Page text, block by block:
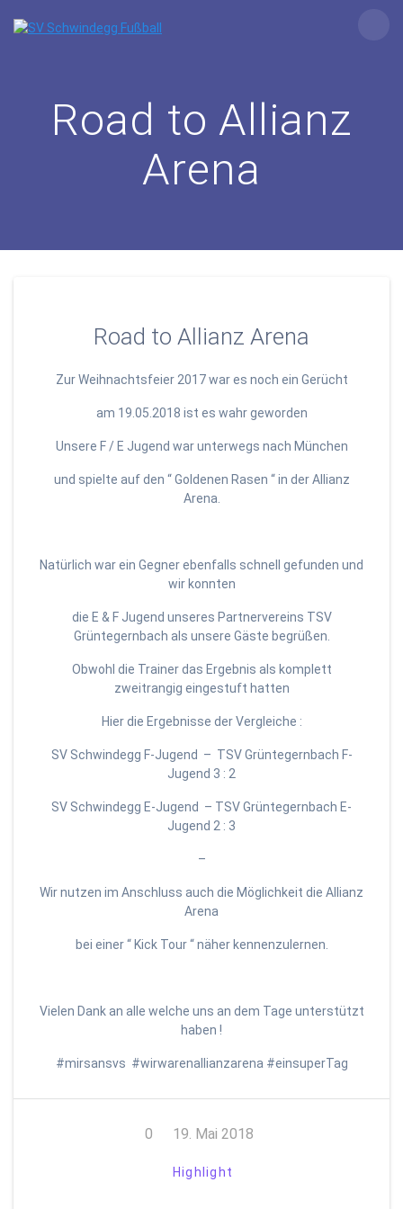
Road to Allianz
Arena
Road to Allianz Arena
Zur Weihnachtsfeier 2017 war es noch ein Gerücht
am 19.05.2018 ist es wahr geworden
Unsere F / E Jugend war unterwegs nach München
und spielte auf den “ Goldenen Rasen “ in der Allianz
Arena.
Natürlich war ein Gegner ebenfalls schnell gefunden und
wir konnten
die E & F Jugend unseres Partnervereins TSV
Grüntegernbach als unsere Gäste begrüßen.
Obwohl die Trainer das Ergebnis als komplett
zweitrangig eingestuft hatten
Hier die Ergebnisse der Vergleiche :
SV Schwindegg F-Jugend – TSV Grüntegernbach F-
Jugend 3 : 2
SV Schwindegg E-Jugend – TSV Grüntegernbach E-
Jugend 2 : 3
–
Wir nutzen im Anschluss auch die Möglichkeit die Allianz
Arena
bei einer “ Kick Tour “ näher kennenzulernen.
Vielen Dank an alle welche uns an dem Tage unterstützt
haben !
#mirsansvs #wirwarenallianzarena #einsuperTag
0 19. Mai 2018
Highlight